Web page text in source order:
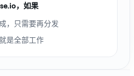
，如果
，只需要再分发
是全部工作